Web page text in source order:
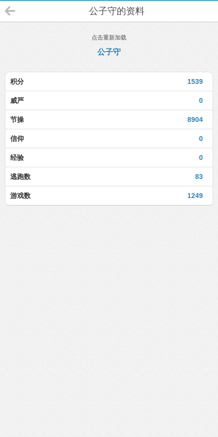
公子守的资料
点击重新加载
公子守
1539
积分
0
威严
8904
节操
0
信仰
0
经验
83
逃跑数
1249
游戏数